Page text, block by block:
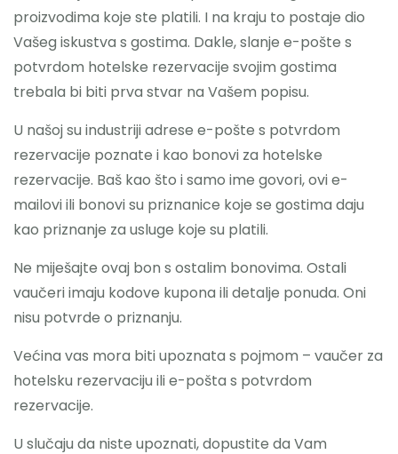
proizvodima koje ste platili. I na kraju to postaje dio
Vašeg iskustva s gostima. Dakle, slanje e-pošte s
potvrdom hotelske rezervacije svojim gostima
trebala bi biti prva stvar na Vašem popisu.
U našoj su industriji adrese e-pošte s potvrdom
rezervacije poznate i kao bonovi za hotelske
rezervacije. Baš kao što i samo ime govori, ovi e-
mailovi ili bonovi su priznanice koje se gostima daju
kao priznanje za usluge koje su platili.
Ne miješajte ovaj bon s ostalim bonovima. Ostali
vaučeri imaju kodove kupona ili detalje ponuda. Oni
nisu potvrde o priznanju.
Većina vas mora biti upoznata s pojmom – vaučer za
hotelsku rezervaciju ili e-pošta s potvrdom
rezervacije.
U slučaju da niste upoznati, dopustite da Vam